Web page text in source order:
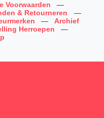
Voorwaarden
—
& Retourneren
—
—
Archief
Herroepen
—